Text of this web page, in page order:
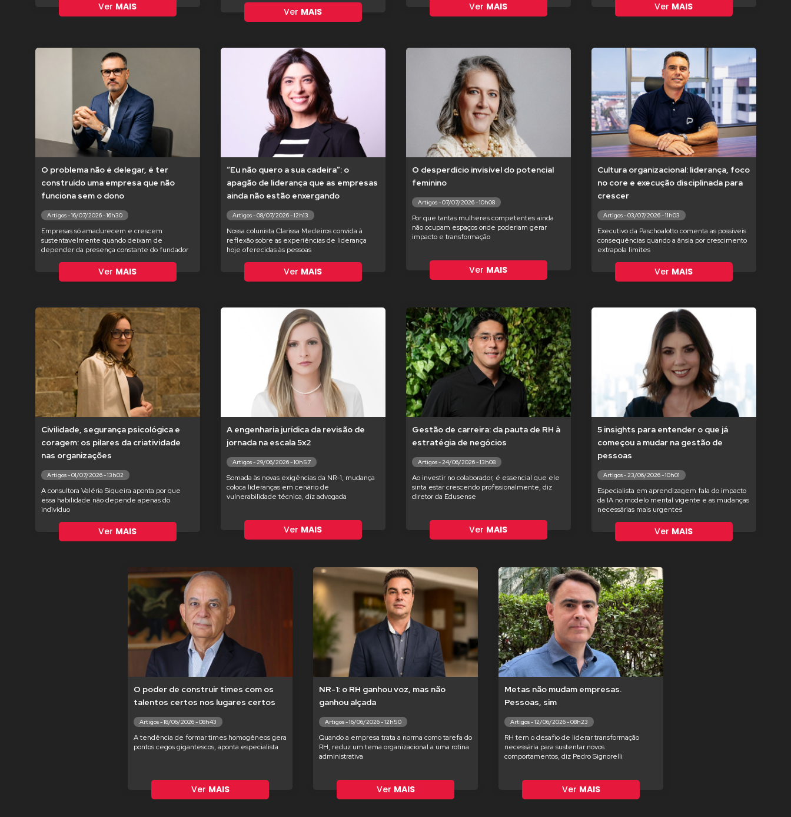
Ver MAIS Ver MAIS Ver MAIS Ver MAIS
O problema não é delegar, é ter
construído uma empresa que não
funciona sem o dono
Artigos - 16/07/2026 - 16h30
Empresas só amadurecem e crescem
sustentavelmente quando deixam de
depender da presença constante do fundador
Ver MAIS
“Eu não quero a sua cadeira”: o
apagão de liderança que as empresas
ainda não estão enxergando
Artigos - 08/07/2026 - 12h13
Nossa colunista Clarissa Medeiros convida à
reflexão sobre as experiências de liderança
hoje oferecidas às pessoas
Ver MAIS
O desperdício invisível do potencial
feminino
Artigos - 07/07/2026 - 10h08
Por que tantas mulheres competentes ainda
não ocupam espaços onde poderiam gerar
impacto e transformação
Ver MAIS
Cultura organizacional: liderança, foco
no core e execução disciplinada para
crescer
Artigos - 03/07/2026 - 11h03
Executivo da Paschoalotto comenta as possíveis
consequências quando a ânsia por crescimento
extrapola limites
Ver MAIS
Civilidade, segurança psicológica e
coragem: os pilares da criatividade
nas organizações
Artigos - 01/07/2026 - 13h02
A consultora Valéria Siqueira aponta por que
essa habilidade não depende apenas do
indivíduo
Ver MAIS
A engenharia jurídica da revisão de
jornada na escala 5x2
Artigos - 29/06/2026 - 10h57
Somada às novas exigências da NR-1, mudança
coloca lideranças em cenário de
vulnerabilidade técnica, diz advogada
Ver MAIS
Gestão de carreira: da pauta de RH à
estratégia de negócios
Artigos - 24/06/2026 - 13h08
Ao investir no colaborador, é essencial que ele
sinta estar crescendo profissionalmente, diz
diretor da Edusense
Ver MAIS
5 insights para entender o que já
começou a mudar na gestão de
pessoas
Artigos - 23/06/2026 - 10h01
Especialista em aprendizagem fala do impacto
da IA no modelo mental vigente e as mudanças
necessárias mais urgentes
Ver MAIS
O poder de construir times com os
talentos certos nos lugares certos
Artigos - 18/06/2026 - 08h43
A tendência de formar times homogêneos gera
pontos cegos gigantescos, aponta especialista
Ver MAIS
NR-1: o RH ganhou voz, mas não
ganhou alçada
Artigos - 16/06/2026 - 12h50
Quando a empresa trata a norma como tarefa do
RH, reduz um tema organizacional a uma rotina
administrativa
Ver MAIS
Metas não mudam empresas.
Pessoas, sim
Artigos - 12/06/2026 - 08h23
RH tem o desafio de liderar transformação
necessária para sustentar novos
comportamentos, diz Pedro Signorelli
Ver MAIS